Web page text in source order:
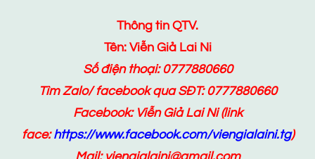
Thông tin QTV.
Tên: Viễn Giả Lai Ni
Số điện thoại: 0777880660
Tìm Zalo/ facebook qua SĐT: 0777880660
Facebook: Viễn Giả Lai Ni(link
face:https://www.facebook.com/viengialaini.tg)